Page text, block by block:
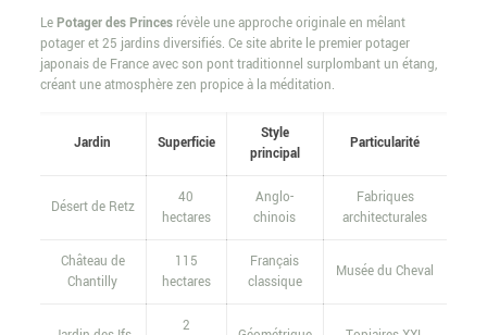
LePotager des Princesrévèle une approche originale en mêlant
potager et 25 jardins diversifiés. Ce site abrite le premier potager
japonais de France avec son pont traditionnel surplombant un étang,
créant une atmosphère zen propice à la méditation.
Jardin Superficie
Style
principal
Particularité
Désert de Retz
40
hectares
Anglo-
chinois
Fabriques
architecturales
Château de
Chantilly
115
hectares
Français
classique
Musée du Cheval
2